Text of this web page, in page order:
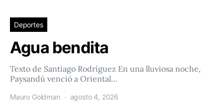
Deportes
Agua bendita
Texto de Santiago Rodríguez En una lluviosa noche,
Paysandú venció a Oriental…
Mauro Goldman agosto 4, 2026